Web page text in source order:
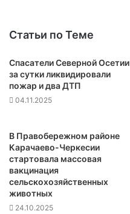
Статьи по Теме
Спасатели Северной Осетии
за сутки ликвидировали
пожар и два ДТП
04.11.2025
В Правобережном районе
Карачаево-Черкесии
стартовала массовая
вакцинация
сельскохозяйственных
животных
24.10.2025